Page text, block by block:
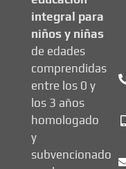
integral para
niños y niñas
de edades
comprendidas
entre los 0 y
los 3 años
homologado
y
subvencionado